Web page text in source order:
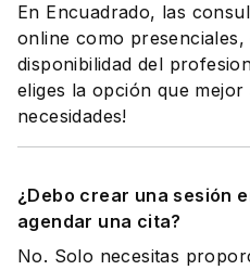
En Encuadrado, las
online como presenciales,
disponibilidad del
eliges la opción que mejor
necesidades!
¿Debo crear una sesión
agendar una cita?
No. Solo necesitas